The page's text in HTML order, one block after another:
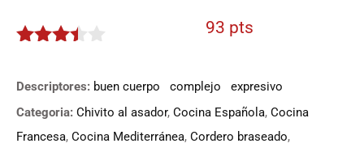
93 pts
Descriptores: buen cuerpo complejo
expresivo
Categoria: Chivito al asador, Cocina Española, Cocina
Francesa, Cocina Mediterránea, Cordero braseado,